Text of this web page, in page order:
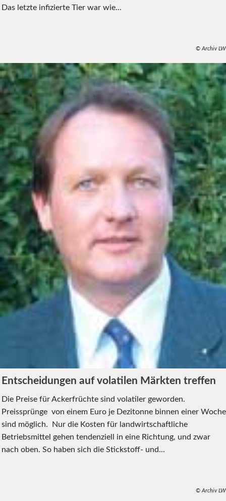
Das letzte infizierte Tier war wie...
© Archiv LW
Entscheidungen auf volatilen Märkten treffen
Die Prei­se für Ackerfrüchte sind volatiler geworden.
Preissprünge von einem Euro je Dezitonne binnen einer Woche
sind möglich. Nur die Kosten für land­wirt­schaft­liche
Betriebsmittel gehen ten­den­ziell in eine Richtung, und zwar
nach oben. So haben sich die Stickstoff- und...
© Archiv LW